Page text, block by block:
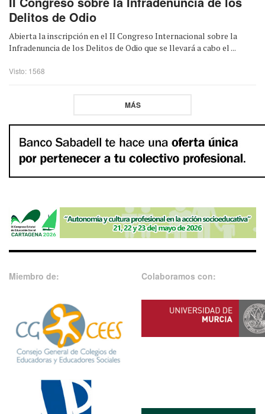
Delitos de Odio
Abierta la inscripción en el II Congreso Internacional sobre la
Infradenuncia de los Delitos de Odio que se llevará a cabo el ...
Visto: 1568
MÁS
Miembro de: Colaboramos con: